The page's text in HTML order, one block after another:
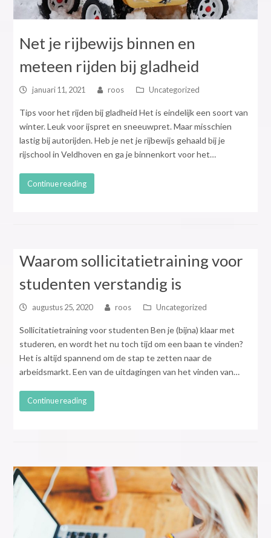
Net je rijbewijs binnen en
meteen rijden bij gladheid
januari 11, 2021 roos Uncategorized
Tips voor het rijden bij gladheid Het is eindelijk een soort van
winter. Leuk voor ijspret en sneeuwpret. Maar misschien
lastig bij autorijden. Heb je net je rijbewijs gehaald bij je
rijschool in Veldhoven en ga je binnenkort voor het…
Continue reading
Waarom sollicitatietraining voor
studenten verstandig is
augustus 25, 2020 roos Uncategorized
Sollicitatietraining voor studenten Ben je (bijna) klaar met
studeren, en wordt het nu toch tijd om een baan te vinden?
Het is altijd spannend om de stap te zetten naar de
arbeidsmarkt. Een van de uitdagingen van het vinden van…
Continue reading